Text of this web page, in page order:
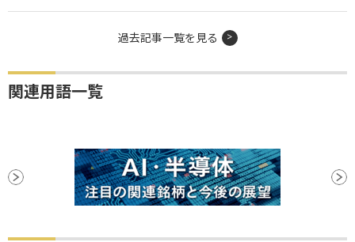
過去記事一覧を見る
関連用語一覧